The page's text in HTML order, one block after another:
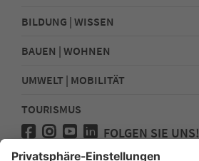
BILDUNG | WISSEN
BAUEN | WOHNEN
UMWELT | MOBILITÄT
TOURISMUS
FOLGEN SIE UNS!